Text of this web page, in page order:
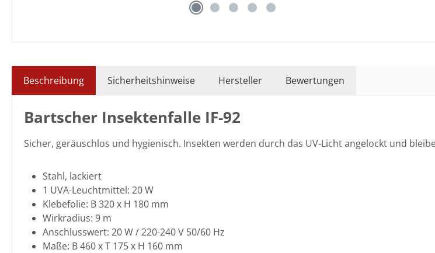
Beschreibung Sicherheitshinweise Hersteller Bewertungen
Bartscher Insektenfalle IF-92
Sicher, geräuschlos und hygienisch. Insekten werden durch das UV-Licht angelockt und
Stahl, lackiert
1 UVA-Leuchtmittel: 20 W
Klebefolie: B 320 x H 180 mm
Wirkradius: 9 m
Anschlusswert: 20 W / 220-240 V 50/60 Hz
Maße: B 460 x T 175 x H 160 mm